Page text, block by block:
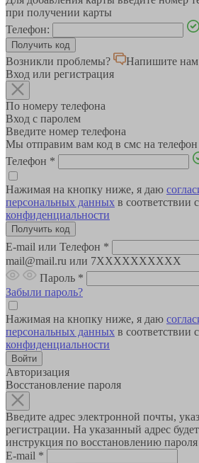
при получении карты
Телефон:
Возникли проблемы?
Напишите нам
Вход или регистрация
По номеру телефона
Вход с паролем
Введите номер телефона
Мы отправим вам код в смс на
Телефон *
Нажимая на кнопку ниже, я даю
персональных данных в соответствии с
конфиденциальности
E-mail или Телефон *
mail@mail.ru или 7XXXXXXXXXX
Пароль *
Забыли пароль?
Нажимая на кнопку ниже, я даю
персональных данных в соответствии с
конфиденциальности
Авторизация
Восстановление пароля
Введите адрес электронной почты,
регистрации. На указанный адрес
инструкция по восстановлению пароля
E-mail *